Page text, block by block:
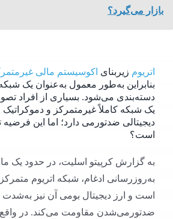
بازار می‌گیرد؟
اتریوم زیربنای اکوسیستم مالی
بنابراین به‌طور معمول به‌عنوان یک
دسته‌بندی می‌شود. بسیاری از افراد
یک شبکه کاملاً غیرمتمرکز و
دیجیتالی ضدتورمی دارد؛ اما این
است؟
به گزارش کرپیتو اسلیت، در حدود یک
به‌روزرسانی ادغام، شبکه اتریوم
است و ارز دیجیتال بومی آن نیز به‌شدت
ضدتورمی‌شدن مقاومت می‌کند. در واقع،